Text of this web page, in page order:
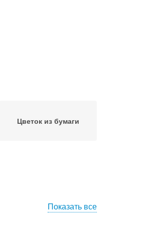
Цветок из бумаги
Показать все